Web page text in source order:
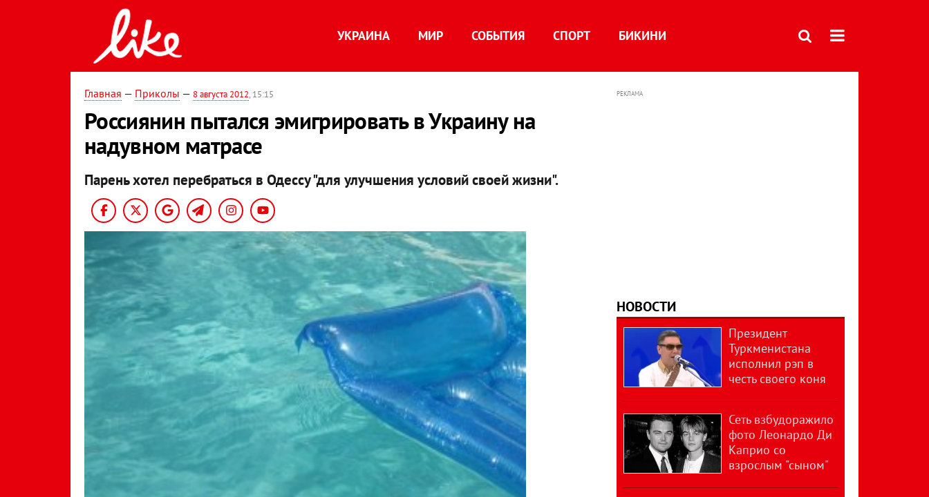
УКРАИНА МИР СОБЫТИЯ СПОРТ БИКИНИ
Главная — Приколы — 8 августа 2012, 15:15
Россиянин пытался эмигрировать в Украину на
надувном матрасе
Парень хотел перебраться в Одессу "для улучшения условий своей жизни".
РЕКЛАМА
НОВОСТИ
Президент
Туркменистана
исполнил рэп в
честь своего коня
Сеть взбудоражило
фото Леонардо Ди
Каприо со
взрослым "сыном"